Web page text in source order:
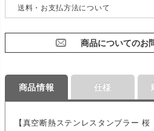
送料・お支払方法について
商品についてのお
商品情報
【真空断熱ステンレスタンブラー
仕様